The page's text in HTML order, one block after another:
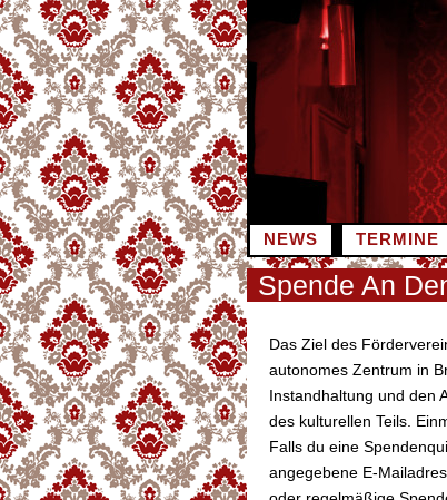
Zum
Inhalt
springen
NEWS TERMINE
Spende An
Das Ziel des
autonomes Zentrum in
Instandhaltung und den
des kulturellen Teils.
Falls du eine
angegebene E-